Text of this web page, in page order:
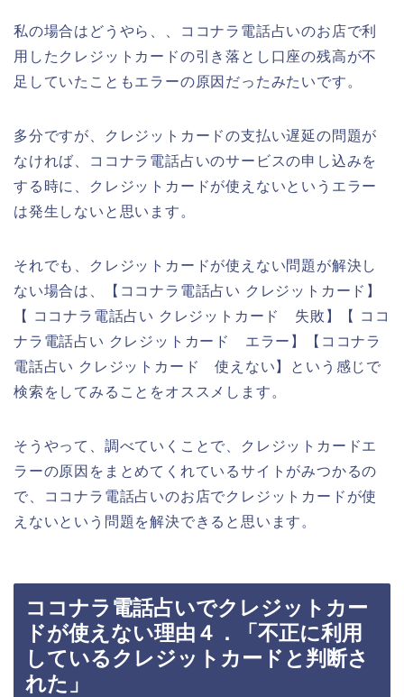
私の場合はどうやら、、ココナラ電話占いのお店で利
用したクレジットカードの引き落とし口座の残高が不
足していたこともエラーの原因だったみたいです。
多分ですが、クレジットカードの支払い遅延の問題が
なければ、ココナラ電話占いのサービスの申し込みを
する時に、クレジットカードが使えないというエラー
は発生しないと思います。
それでも、クレジットカードが使えない問題が解決し
ない場合は、【ココナラ電話占い クレジットカード】
【 ココナラ電話占い クレジットカード 失敗】【 ココ
ナラ電話占い クレジットカード エラー】【ココナラ
電話占い クレジットカード 使えない】という感じで
検索をしてみることをオススメします。
そうやって、調べていくことで、クレジットカードエ
ラーの原因をまとめてくれているサイトがみつかるの
で、ココナラ電話占いのお店でクレジットカードが使
えないという問題を解決できると思います。
ココナラ電話占いでクレジットカー
ドが使えない理由４．「不正に利用
しているクレジットカードと判断さ
れた」